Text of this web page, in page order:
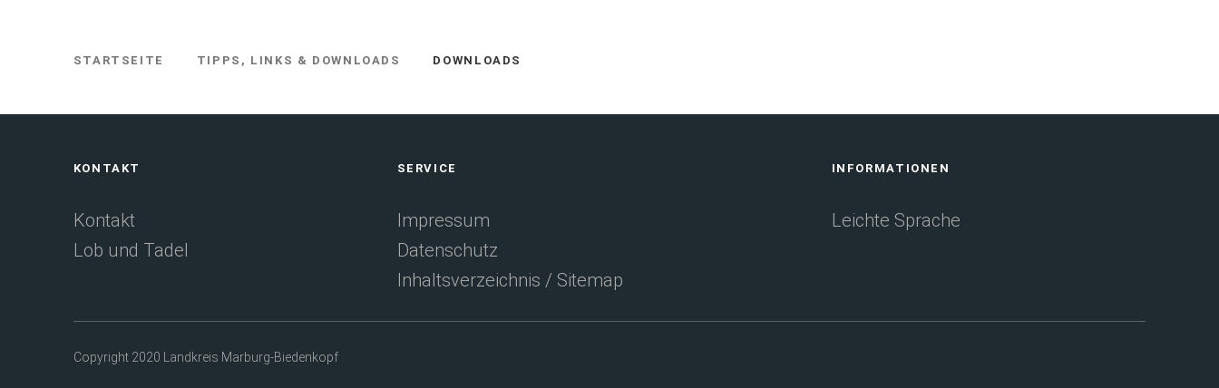
in
SIE
STARTSEITE TIPPS, LINKS & DOWNLOADS DOWNLOADS
Fußbereich
KONTAKT
Kontakt
Lob und Tadel
SERVICE
Impressum
Datenschutz
Inhaltsverzeichnis / Sitemap
INFORMATIONEN
Leichte Sprache
Copyright 2020 Landkreis Marburg-Biedenkopf